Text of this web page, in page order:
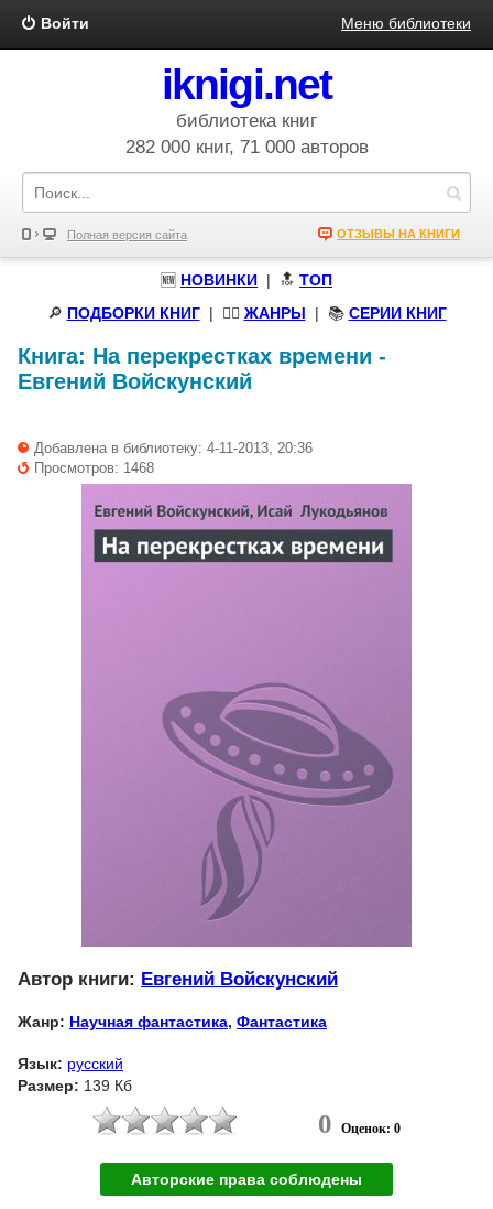
Войти Меню библиотеки
iknigi.net
библиотека книг
282 000 книг, 71 000 авторов
Полная версия сайта ОТЗЫВЫ НА КНИГИ
🆕 НОВИНКИ | 🔝 ТОП
🔎 ПОДБОРКИ КНИГ| 🧝‍♀️ ЖАНРЫ | 📚 СЕРИИ КНИГ
Книга: На перекрестках времени -
Евгений Войскунский
Добавлена в библиотеку: 4-11-2013, 20:36
Просмотров: 1468
Автор книги: Евгений Войскунский
Жанр: Научная фантастика, Фантастика
Язык: русский
Размер: 139 Кб
0 Оценок: 0
Авторские права соблюдены